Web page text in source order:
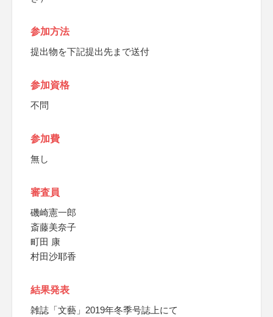
参加方法
提出物を下記提出先まで送付
参加資格
不問
参加費
無し
審査員
磯崎憲一郎
斎藤美奈子
町田 康
村田沙耶香
結果発表
雑誌「文藝」2019年冬季号誌上にて